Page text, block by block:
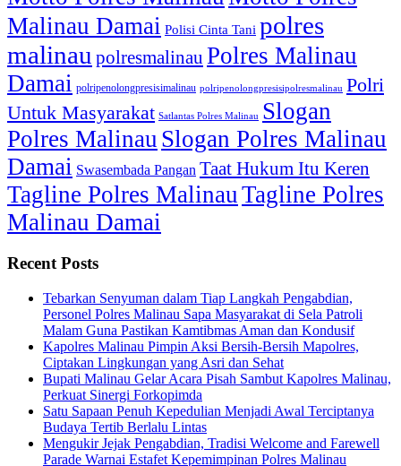
Malinau Damai Polisi Cinta Tani polres
malinau polresmalinau Polres Malinau
Damai polripenolongpresisimalinau polripenolongpresisipolresmalinau Polri
Untuk Masyarakat Satlantas Polres Malinau Slogan
Polres Malinau Slogan Polres Malinau
Damai Swasembada Pangan Taat Hukum Itu Keren
Tagline Polres MalinauTagline Polres
Malinau Damai
Recent Posts
Tebarkan Senyuman dalam Tiap Langkah Pengabdian,
Personel Polres Malinau Sapa Masyarakat di Sela Patroli
Malam Guna Pastikan Kamtibmas Aman dan Kondusif
Kapolres Malinau Pimpin Aksi Bersih-Bersih Mapolres,
Ciptakan Lingkungan yang Asri dan Sehat
Bupati Malinau Gelar Acara Pisah Sambut Kapolres Malinau,
Perkuat Sinergi Forkopimda
Satu Sapaan Penuh Kepedulian Menjadi Awal Terciptanya
Budaya Tertib Berlalu Lintas
Mengukir Jejak Pengabdian, Tradisi Welcome and Farewell
Parade Warnai Estafet Kepemimpinan Polres Malinau